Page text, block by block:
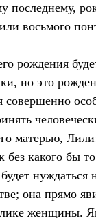
последнему,
восьмого
рождения
но это
совершенно
матерью,
без какого бы
нуждаться
она прямо
женщины.